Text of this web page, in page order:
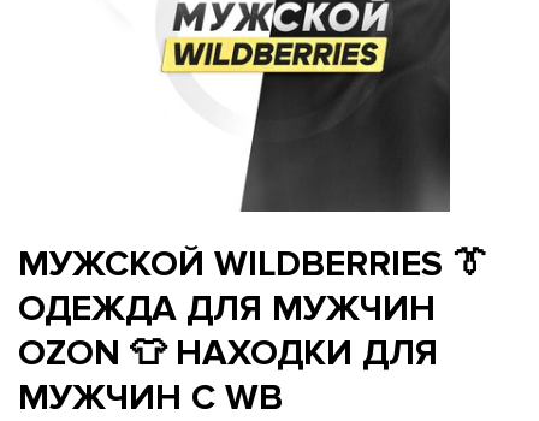
МУЖСКОЙ WILDBERRIES 👔
ОДЕЖДА ДЛЯ МУЖЧИН
OZON 👕 НАХОДКИ ДЛЯ
МУЖЧИН С WB